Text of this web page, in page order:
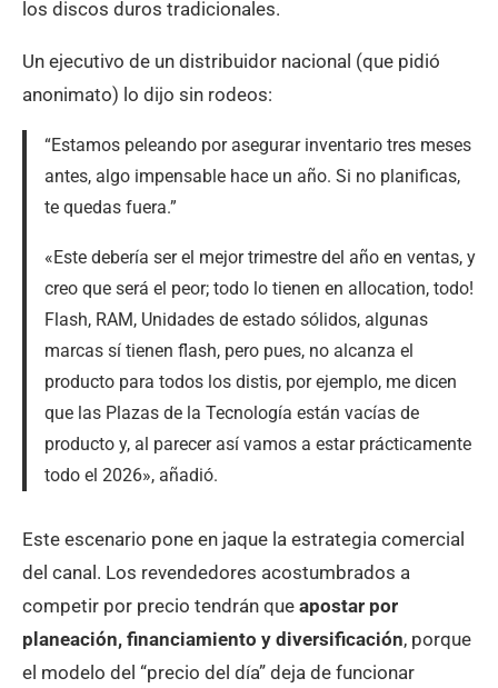
los discos duros tradicionales.
Un ejecutivo de un distribuidor nacional (que pidió
anonimato) lo dijo sin rodeos:
“Estamos peleando por asegurar inventario tres meses
antes, algo impensable hace un año. Si no planificas,
te quedas fuera.”
«Este debería ser el mejor trimestre del año en ventas, y
creo que será el peor; todo lo tienen en allocation, todo!
Flash, RAM, Unidades de estado sólidos, algunas
marcas sí tienen flash, pero pues, no alcanza el
producto para todos los distis, por ejemplo, me dicen
que las Plazas de la Tecnología están vacías de
producto y, al parecer así vamos a estar prácticamente
todo el 2026», añadió.
Este escenario pone en jaque la estrategia comercial
del canal. Los revendedores acostumbrados a
competir por precio tendrán que apostar por
planeación, financiamiento y diversificación, porque
el modelo del “precio del día” deja de funcionar